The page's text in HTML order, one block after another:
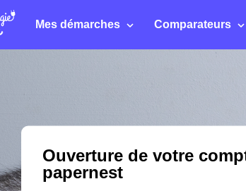
Mes démarches Comparateurs